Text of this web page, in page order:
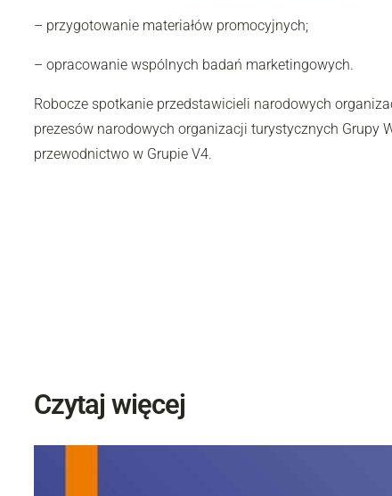
– przygotowanie materiałów promocyjnych;
– opracowanie wspólnych badań marketingowych.
Robocze spotkanie przedstawicieli narodowych
prezesów narodowych organizacji turystycznych Grupy
przewodnictwo w Grupie V4.
Czytaj więcej